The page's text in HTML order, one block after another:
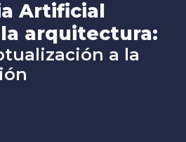
Artificial
arquitectura:
a la